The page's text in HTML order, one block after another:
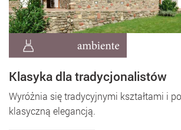
Klasyka dla tradycjonalistów
Wyróżnia się tradycyjnymi kształtami i
klasyczną elegancją.